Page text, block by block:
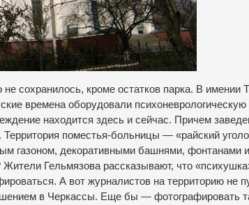
сохранилось, кроме остатков парка. В имении
времена оборудовали
находится здесь и сейчас. Причем
поместья-больницы — «райский
газоном, декоративными башнями, фонтанами и
Гельмязова рассказывают, что
А вот журналистов на территорию не
в Черкассы. Еще бы — фотографировать